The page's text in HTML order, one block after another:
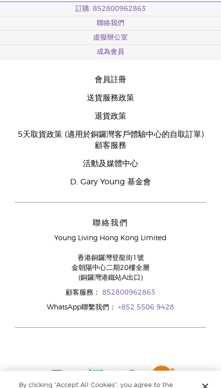
訂購: 852800962863
聯絡我們
虛擬辦公室
成為會員
會員註冊
送貨服務政策
退貨政策
5天取貨政策 (適用於銅鑼灣客戶體驗中心的自取訂單)
顧客服務
活動及媒體中心
D. Gary Young 基金會
聯絡我們
Young Living Hong Kong Limited
香港銅鑼灣登龍街1號
金朝陽中心二期20樓全層
(銅鑼灣港鐵站A出口)
顧客服務： 852800962863
WhatsApp聯繫我們： +852 5506 9428
By clicking “Accept All Cookies”, you agree to the